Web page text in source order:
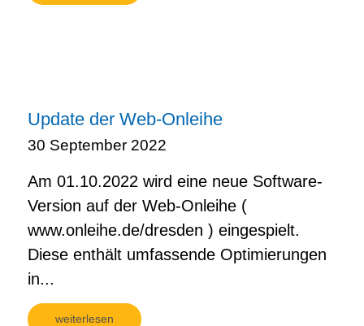
Update der Web-Onleihe
30 September 2022
Am 01.10.2022 wird eine neue Software-
Version auf der Web-Onleihe (
www.onleihe.de/dresden ) eingespielt.
Diese enthält umfassende Optimierungen
in...
weiterlesen